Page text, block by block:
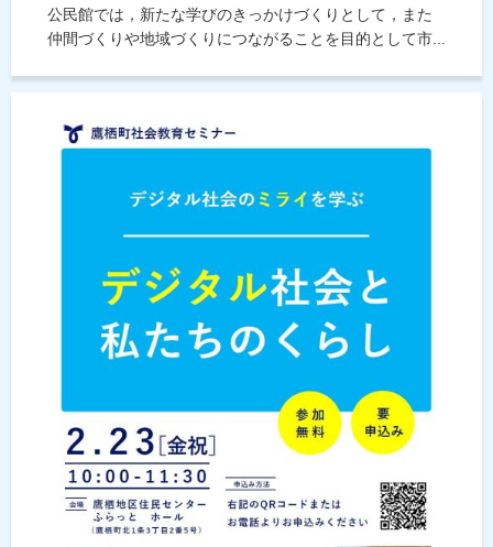
公民館では，新たな学びのきっかけづくりとして，また
仲間づくりや地域づくりにつながることを目的として市...